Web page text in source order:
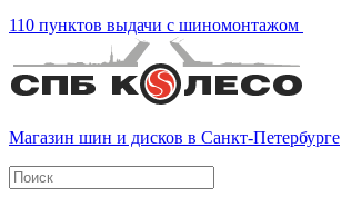
110 пунктов выдачи с шиномонтажом
Магазин шин и дисков в Санкт-Петербурге